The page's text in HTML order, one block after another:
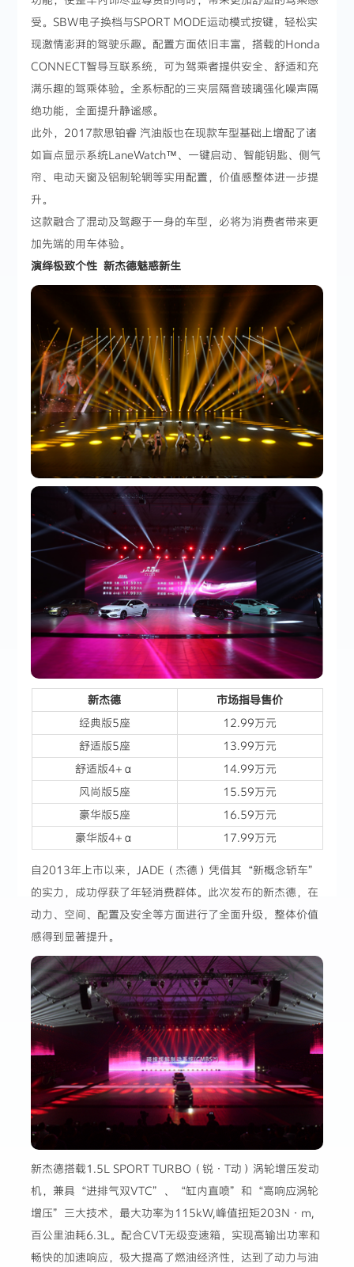
受。SBW电子换档与SPORT MODE运动模式按键，轻松实
现激情澎湃的驾驶乐趣。配置方面依旧丰富，搭载的Honda
CONNECT智导互联系统，可为驾乘者提供安全、舒适和充
满乐趣的驾乘体验。全系标配的三夹层隔音玻璃强化噪声隔
绝功能，全面提升静谧感。
此外，2017款思铂睿 汽油版也在现款车型基础上增配了诸
如盲点显示系统LaneWatch™、一键启动、智能钥匙、侧气
帘、电动天窗及铝制轮辋等实用配置，价值感整体进一步提
升。
这款融合了混动及驾趣于一身的车型，必将为消费者带来更
加先端的用车体验。
演绎极致个性 新杰德魅惑新生
新杰德
市场指导售价
经典版5座
12.99万元
舒适版5座
13.99万元
舒适版4+α
14.99万元
风尚版5座
15.59万元
豪华版5座
16.59万元
豪华版4+α
17.99万元
自2013年上市以来，JADE（杰德）凭借其“新概念轿车”
的实力，成功俘获了年轻消费群体。此次发布的新杰德，在
动力、空间、配置及安全等方面进行了全面升级，整体价值
感得到显著提升。
新杰德搭载1.5L SPORT TURBO（锐·T动）涡轮增压发动
机，兼具“进排气双VTC”、“缸内直喷”和“高响应涡轮
增压”三大技术，最大功率为115kW,峰值扭矩203N·m,
百公里油耗6.3L。配合CVT无级变速箱，实现高输出功率和
畅快的加速响应，极大提高了燃油经济性，达到了动力与油